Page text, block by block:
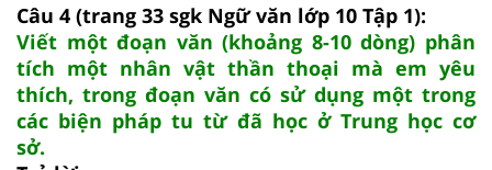
Câu 4 (trang 33 sgk Ngữ văn lớp 10 Tập 1):
Viết một đoạn văn (khoảng 8-10 dòng) phân
tích một nhân vật thần thoại mà em yêu
thích, trong đoạn văn có sử dụng một trong
các biện pháp tu từ đã học ở Trung học cơ
sở.